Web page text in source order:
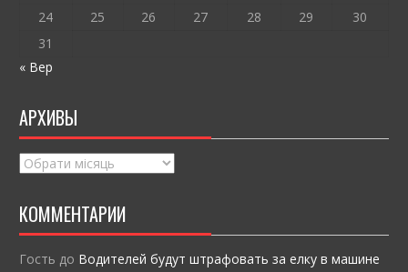
24
25 26 27 28 29
30
31
« Вер
АРХИВЫ
Архивы
КОММЕНТАРИИ
Гость до Водителей будут штрафовать за елку в машине